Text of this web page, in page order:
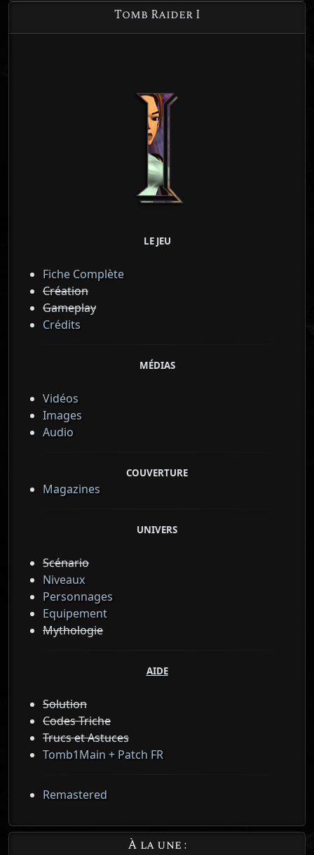
Tomb Raider I
LE JEU
Fiche Complète
Création
Gameplay
Crédits
MÉDIAS
Vidéos
Images
Audio
COUVERTURE
Magazines
UNIVERS
Scénario
Niveaux
Personnages
Equipement
Mythologie
AIDE
Solution
Codes Triche
Trucs et Astuces
Tomb1Main + Patch FR
Remastered
À la une :